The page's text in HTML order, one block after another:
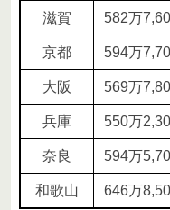
滋賀 582万
京都 594万
大阪 569万
兵庫 550万
奈良 594万
和歌山 646万